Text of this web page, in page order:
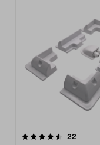
22
4.5 viidestä